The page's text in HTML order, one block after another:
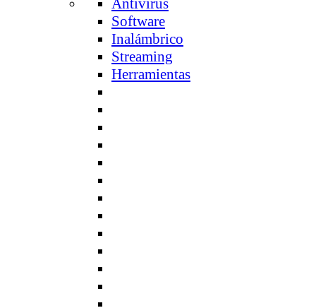
Antivirus
Software
Inalámbrico
Streaming
Herramientas